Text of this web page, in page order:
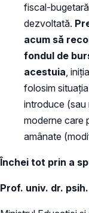
fiscal-
dezvoltată.
acum să
fondul de
acestuia,
folosim
introduce (sau
moderne care
amânate
Închei tot prin a
Prof. univ. dr.